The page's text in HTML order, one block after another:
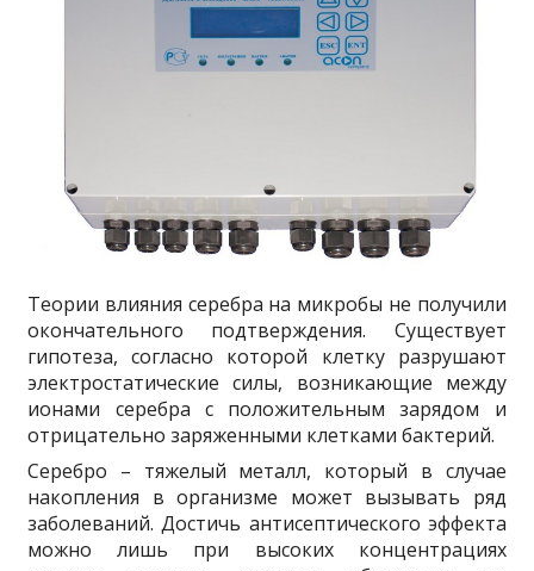
Теории влияния серебра на микробы не получили
окончательного подтверждения. Существует
гипотеза, согласно которой клетку разрушают
электростатические силы, возникающие между
ионами серебра с положительным зарядом и
отрицательно заряженными клетками бактерий.
Серебро – тяжелый металл, который в случае
накопления в организме может вызывать ряд
заболеваний. Достичь антисептического эффекта
можно лишь при высоких концентрациях